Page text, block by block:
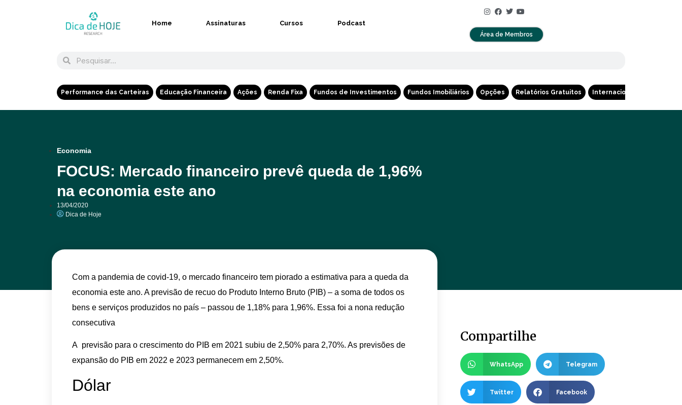
Home Assinaturas Cursos Podcast
Área de Membros
Performance das Carteiras Educação Financeira Ações Renda Fixa Fundos de Investimentos Fundos Imobiliários Opções Relatórios Gratuitos Internacional
Economia
FOCUS: Mercado financeiro prevê queda de 1,96%
na economia este ano
13/04/2020
Dica de Hoje
Com a pandemia de covid-19, o mercado financeiro tem piorado a estimativa para a queda da
economia este ano. A previsão de recuo do Produto Interno Bruto (PIB) – a soma de todos os
bens e serviços produzidos no país – passou de 1,18% para 1,96%. Essa foi a nona redução
consecutiva
A previsão para o crescimento do PIB em 2021 subiu de 2,50% para 2,70%. As previsões de
expansão do PIB em 2022 e 2023 permanecem em 2,50%.
Dólar
Compartilhe
WhatsApp Telegram
Twitter Facebook